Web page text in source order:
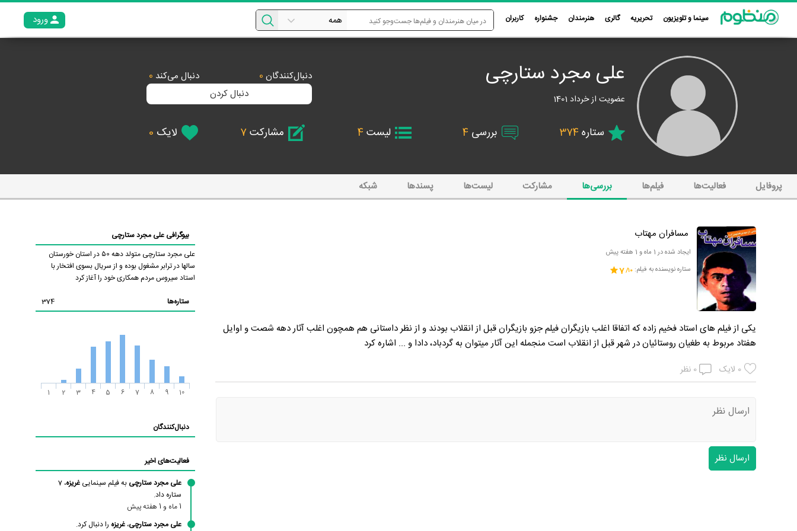
سینما و تلویزیون تحریریه گالری هنرمندان جشنواره کاربران ورود
علی مجرد ستارچی دنبال‌کنندگان 0 دنبال می‌کند 0
دنبال کردن
عضویت از خرداد 1401
ستاره 374 بررسی 4 لیست 4 مشارکت7 لایک 0
پروفایل فعالیت‌ها فیلم‌ها بررسی‌ها مشارکت لیست‌ها پسند‌ها شبکه
مسافران مهتاب
ایجاد شده در 1 ماه و 1 هفته پیش
ستاره نویسنده به فیلم:
7
یکی از فیلم های استاد فخیم زاده که اتفاقا اغلب بازیگران فیلم جزو بازیگران قبل از انقلاب بودند و از نظر داستانی هم همچون اغلب آثار دهه شصت و اوایل
هفتاد مربوط به طغیان روستائیان در شهر قبل از انقلاب است منجمله این آثار میتوان به گردباد، دادا و ... اشاره کرد
0 لایک 0 نظر
ارسال نظر
بیوگرافی علی مجرد ستارچی
علی مجرد ستارچی متولد دهه ۵0 در استان خورستان
سالها در ترابر مشغول بوده و از سریال بسوی افتخار با
استاد سیروس مردم همکاری خود را آغاز کرد
ستاره‌ها
374
1 2 3 4 5 6 7 8 9 10
دنبال‌کنندگان
فعالیت‌های اخیر
علی مجرد ستارچی به فیلم سینمایی غریزه ، 7
ستاره داد.
1 ماه و 1 هفته پیش
علی مجرد ستارچی، غریزه را دنبال کرد.